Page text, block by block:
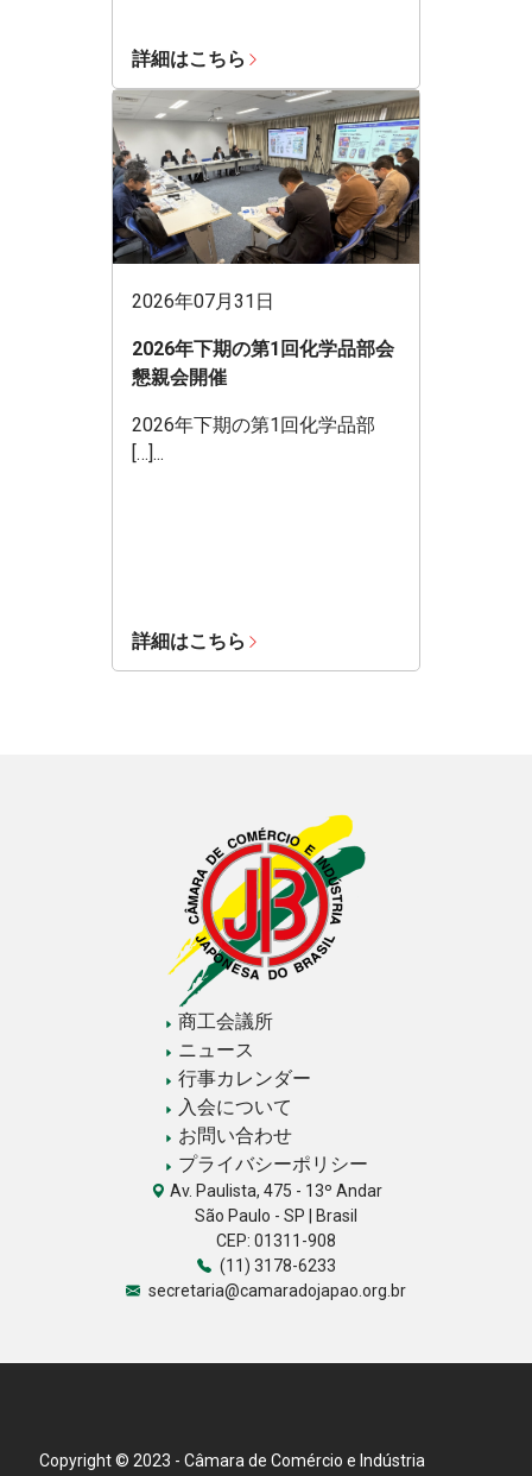
詳細はこちら
2026年07月31日
2026年下期の第1回化学品部会
懇親会開催
2026年下期の第1回化学品部
[…]...
詳細はこちら
商工会議所
ニュース
行事カレンダー
入会について
お問い合わせ
プライバシーポリシー
Av. Paulista, 475 - 13º Andar
São Paulo - SP | Brasil
CEP: 01311-908
(11) 3178-6233
secretaria@camaradojapao.org.br
Copyright © 2023 - Câmara de Comércio e Indústria